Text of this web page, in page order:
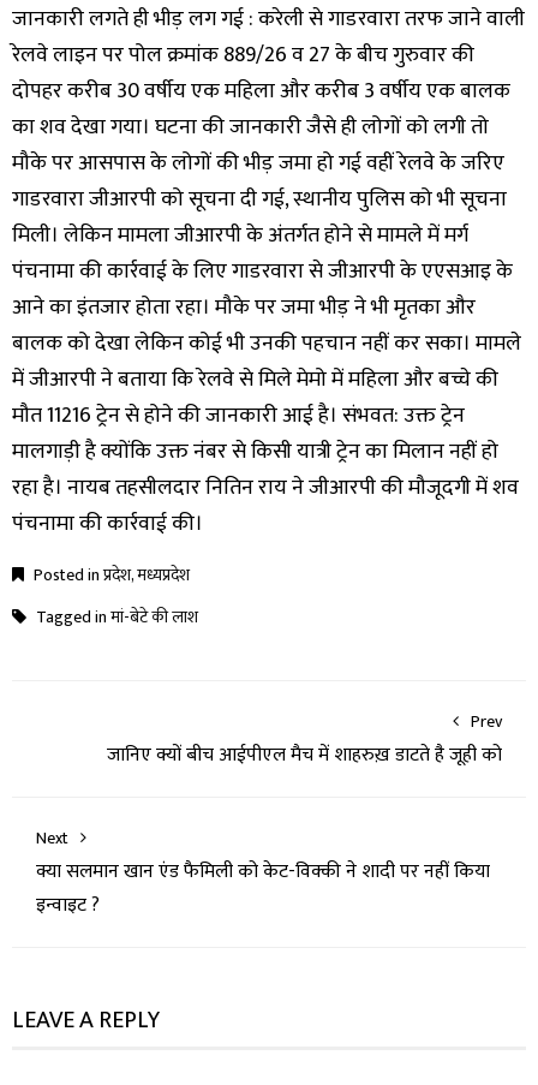
जानकारी लगते ही भीड़ लग गई : करेली से गाडरवारा तरफ जाने वाली
रेलवे लाइन पर पोल क्रमांक 889/26 व 27 के बीच गुरुवार की
दोपहर करीब 30 वर्षीय एक महिला और करीब 3 वर्षीय एक बालक
का शव देखा गया। घटना की जानकारी जैसे ही लोगों को लगी तो
मौके पर आसपास के लोगों की भीड़ जमा हो गई वहीं रेलवे के जरिए
गाडरवारा जीआरपी को सूचना दी गई, स्थानीय पुलिस को भी सूचना
मिली। लेकिन मामला जीआरपी के अंतर्गत होने से मामले में मर्ग
पंचनामा की कार्रवाई के लिए गाडरवारा से जीआरपी के एएसआइ के
आने का इंतजार होता रहा। मौके पर जमा भीड़ ने भी मृतका और
बालक को देखा लेकिन कोई भी उनकी पहचान नहीं कर सका। मामले
में जीआरपी ने बताया कि रेलवे से मिले मेमो में महिला और बच्चे की
मौत 11216 ट्रेन से होने की जानकारी आई है। संभवत: उक्त ट्रेन
मालगाड़ी है क्योंकि उक्त नंबर से किसी यात्री ट्रेन का मिलान नहीं हो
रहा है। नायब तहसीलदार नितिन राय ने जीआरपी की मौजूदगी में शव
पंचनामा की कार्रवाई की।
Posted inप्रदेश,मध्यप्रदेश
Tagged inमां-बेटे की लाश
Prev
जानिए क्यों बीच आईपीएल मैच में शाहरुख़ डाटते है जूही को
Next
क्या सलमान खान एंड फैमिली को केट-विक्की ने शादी पर नहीं किया
इन्वाइट ?
LEAVE A REPLY